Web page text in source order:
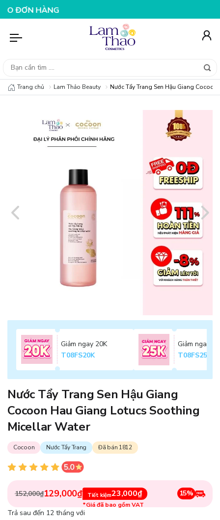
199KNHẬP MÃ T08FS25K - GIẢM NGAY 25K CHO
Trang chủ Lam Thảo Beauty Nước Tẩy Trang Sen Hậu Giang
Giảm ngay 20K
T08FS20K
Giảm ngay
T08FS25K
Nước Tẩy Trang Sen Hậu Giang
Cocoon Hau Giang Lotucs Soothing
Micellar Water
Cocoon Nước Tẩy Trang Đã bán 1812
152,000₫129,000₫ Tiết kiệm23,000₫
*Giá đã bao gồm VAT
15%
Trả sau đến 12 tháng với